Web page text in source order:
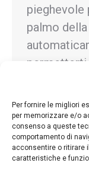
Per fornire le migliori
per memorizzare e/o
consenso a queste
comportamento di
acconsentire o ritirare
caratteristiche e
pieghevole
palmo
permetterti
istante.
per
← 1 …